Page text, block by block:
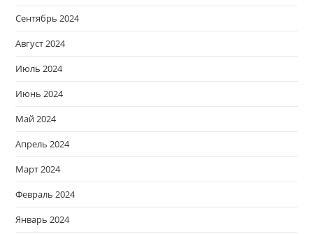
Сентябрь 2024
Август 2024
Июль 2024
Июнь 2024
Май 2024
Апрель 2024
Март 2024
Февраль 2024
Январь 2024